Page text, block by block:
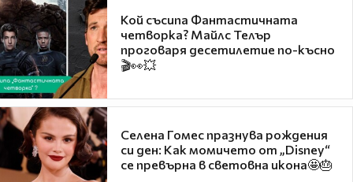
Кой съсипа Фантастичната
четворка? Майлс Телър
проговаря десетилетие по-късно
🎬👀💥
Селена Гомес празнува рождения
си ден: Как момичето от „Disney“
се превърна в световна икона🤩🎂